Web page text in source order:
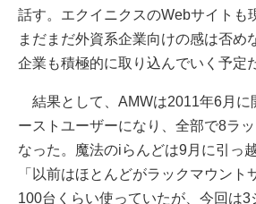
話す。エクイニクスのWebサイトも
まだまだ外資系企業向けの感は否め
企業も積極的に取り込んでいく予定
結果として、AMWは2011年6月に
ーストユーザーになり、全部で8ラ
なった。魔法のiらんどは9月に引っ
「以前はほとんどがラックマウント
100台くらい使っていたが、今回は3